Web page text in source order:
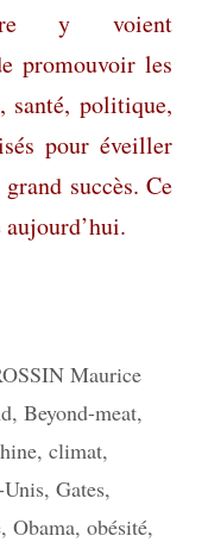
y voient
promouvoir les
santé, politique,
pour éveiller
succès. Ce
Maurice
, Beyond-meat,
, climat,
, Gates,
, Obama, obésité,